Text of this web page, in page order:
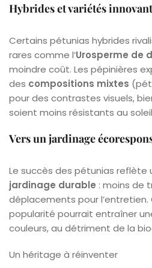
Hybrides et variétés
Certains pétunias hybrides
rares comme l’Urosperme de
moindre coût. Les pépinières
des compositions mixtes
pour des contrastes visuels,
soient moins résistants au
Vers un jardinage
Le succès des pétunias reflète
jardinage durable : moins de
déplacements pour
popularité pourrait entraîner
couleurs, au détriment de la
Un héritage à réinventer